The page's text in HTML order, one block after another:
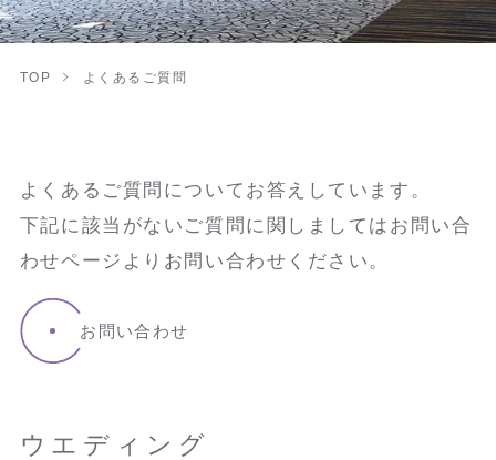
TOP よくあるご質問
よくあるご質問についてお答えしています。
下記に該当がないご質問に関しましてはお問い合
わせページよりお問い合わせください。
お問い合わせ
ウエディング